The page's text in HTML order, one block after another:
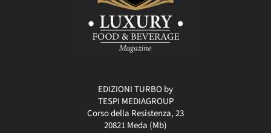
EDIZIONI TURBO by
TESPI MEDIAGROUP
Corso della Resistenza, 23
20821 Meda (Mb)